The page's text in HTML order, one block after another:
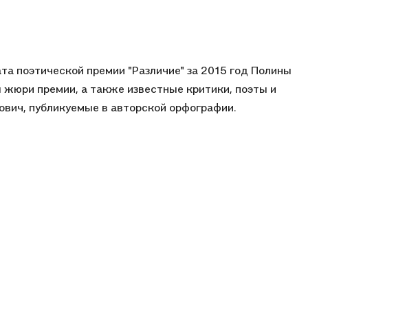
поэтической премии "Различие" за 2015 год Полины
премии, а также известные критики, поэты и
публикуемые в авторской орфографии.